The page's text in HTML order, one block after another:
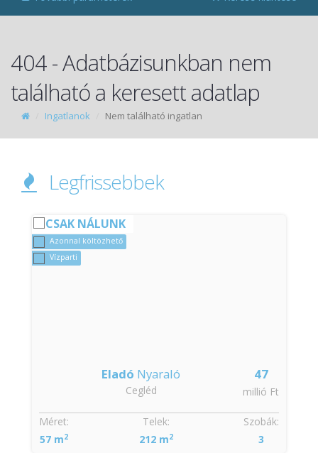
404 - Adatbázisunkban nem
található a keresett adatlap
Ingatlanok Nem található ingatlan
Legfrissebbek
CSAK NÁLUNK
Azonnal költözhető
Vízparti
47
millió Ft
Eladó Nyaraló
Cegléd
Szobák:
3
Méret:
57 m2
Telek:
212 m2